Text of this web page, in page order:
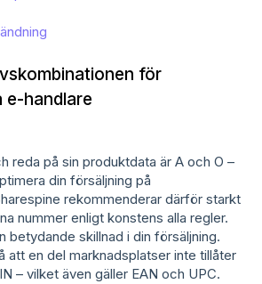
för
e-handlare
reda på sin produktdata är A och O –
din försäljning på
rekommenderar därför starkt
nummer enligt konstens alla regler.
betydande skillnad i din försäljning.
att en del marknadsplatser inte tillåter
– vilket även gäller EAN och UPC.